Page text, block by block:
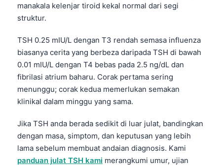
manakala kelenjar tiroid kekal normal dari segi
struktur.
TSH 0.25 mIU/L dengan T3 rendah semasa influenza
biasanya cerita yang berbeza daripada TSH di bawah
0.01 mIU/L dengan T4 bebas pada 2.5 ng/dL dan
fibrilasi atrium baharu. Corak pertama sering
menunggu; corak kedua memerlukan semakan
klinikal dalam minggu yang sama.
Jika TSH anda berada sedikit di luar julat, bandingkan
dengan masa, simptom, dan keputusan yang lebih
lama sebelum membuat andaian diagnosis. Kami
panduan julat TSH kami merangkumi umur, ujian